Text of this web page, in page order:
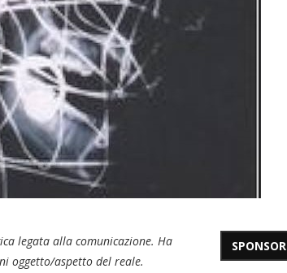
legata alla comunicazione. Ha
oggetto/aspetto del reale.
SPONSOR